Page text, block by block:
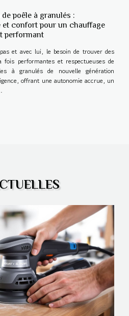
poêle à granulés :
et confort pour un chauffage
performant
et avec lui, le besoin de trouver des
fois performantes et respectueuses de
à granulés de nouvelle génération
offrant une autonomie accrue, un